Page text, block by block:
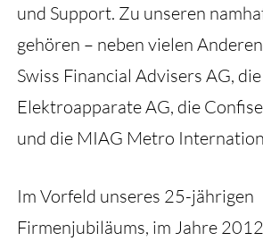
und Support. Zu unseren
gehören – neben vielen
Swiss Financial Advisers AG,
Elektroapparate AG, die
und die MIAG Metro
Im Vorfeld unseres 25-jährigen
Firmenjubiläums, im Jahre